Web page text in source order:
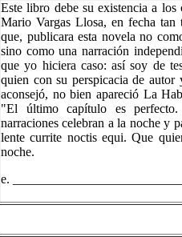
Este libro debe su existencia a
Mario Vargas Llosa, en fecha tan
que, publicara esta novela no
sino como una narración
que yo hiciera caso: así soy de
quien con su perspicacia de
aconsejó, no bien apareció La
"El último capítulo es
narraciones celebran a la noche y
lente currite noctis equi. Que
noche.
e.